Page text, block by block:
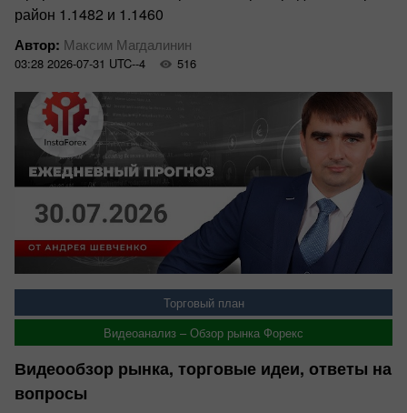
район 1.1482 и 1.1460
Автор: Максим Магдалинин
03:28 2026-07-31 UTC--4 516
Торговый план
Видеоанализ – Обзор рынка Форекс
Видеообзор рынка, торговые идеи, ответы на
вопросы